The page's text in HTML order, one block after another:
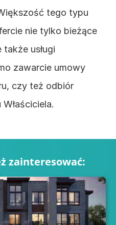
tego typu
nie tylko bieżące
usługi
zawarcie umowy
czy też odbiór
zainteresować: